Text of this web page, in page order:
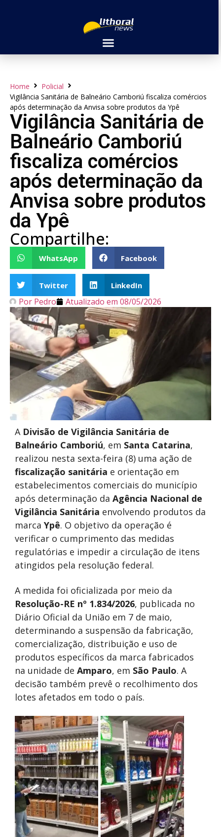
Home
Policial
Vigilância Sanitária de Balneário Camboriú fiscaliza comércios
após determinação da Anvisa sobre produtos da Ypê
Vigilância Sanitária de
Balneário Camboriú
fiscaliza comércios
após determinação da
Anvisa sobre produtos
da Ypê
Compartilhe:
WhatsApp Facebook
Twitter LinkedIn
Por Pedro Atualizado em 08/05/2026
A Divisão de Vigilância Sanitária de
Balneário Camboriú, em Santa Catarina,
realizou nesta sexta-feira (8) uma ação de
fiscalização sanitária e orientação em
estabelecimentos comerciais do município
após determinação da Agência Nacional de
Vigilância Sanitária envolvendo produtos da
marca Ypê. O objetivo da operação é
verificar o cumprimento das medidas
regulatórias e impedir a circulação de itens
atingidos pela resolução federal.
A medida foi oficializada por meio da
Resolução-RE nº 1.834/2026, publicada no
Diário Oficial da União em 7 de maio,
determinando a suspensão da fabricação,
comercialização, distribuição e uso de
produtos específicos da marca fabricados
na unidade de Amparo, em São Paulo. A
decisão também prevê o recolhimento dos
lotes afetados em todo o país.